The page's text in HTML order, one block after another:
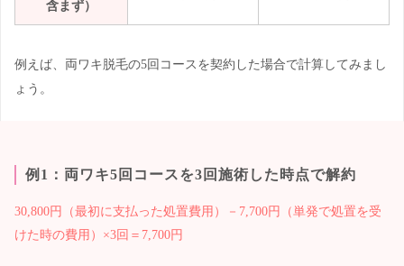
含まず）
例えば、両ワキ脱毛の5回コースを契約した場合で計算してみまし
ょう。
例1：両ワキ5回コースを3回施術した時点で解約
30,800円（最初に支払った処置費用）－7,700円（単発で処置を受
けた時の費用）×3回＝7,700円